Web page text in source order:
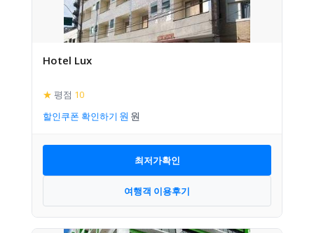
Hotel Lux
★ 평점 10
할인쿠폰 확인하기
최저가확인
여행객 이용후기